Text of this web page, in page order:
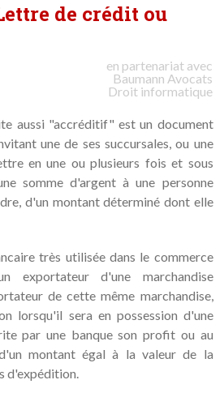
de crédit ou
en partenariat avec
Baumann Avocats
Droit informatique
aussi "accréditif" est un document
une de ses succursales, ou une
en une ou plusieurs fois et sous
somme d'argent à une personne
d'un montant déterminé dont elle
très utilisée dans le commerce
exportateur d'une marchandise
de cette même marchandise,
lorsqu'il sera en possession d'une
par une banque son profit ou au
montant égal à la valeur de la
d'expédition.